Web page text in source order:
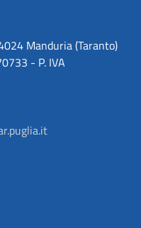
Manduria (Taranto)
- P. IVA